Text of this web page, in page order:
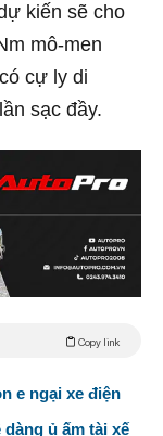
kiến sẽ cho
mô-men
cự ly di
sạc đầy.
Copy link
e ngại xe điện
ủ ấm tài xế